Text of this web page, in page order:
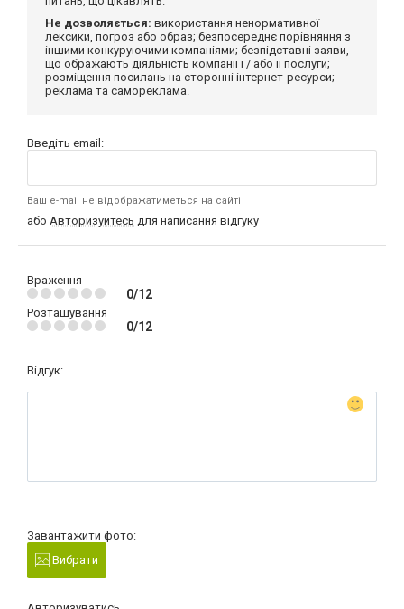
Не дозволяється: використання ненормативної
лексики, погроз або образ; безпосереднє порівняння з
іншими конкуруючими компаніями; безпідставні заяви,
що ображають діяльність компанії і / або її послуги;
розміщення посилань на сторонні інтернет-ресурси;
реклама та самореклама.
Введіть email:
Ваш e-mail не відображатиметься на сайті
або Авторизуйтесь для написання відгуку
Враження
0/12
Розташування
0/12
Відгук:
Завантажити фото:
Вибрати